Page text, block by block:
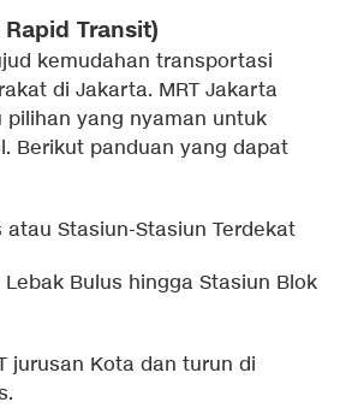
Transit)
kemudahan transportasi
di Jakarta. MRT Jakarta
pilihan yang nyaman untuk
Berikut panduan yang dapat
atau Stasiun-Stasiun Terdekat
Lebak Bulus hingga Stasiun Blok
jurusan Kota dan turun di